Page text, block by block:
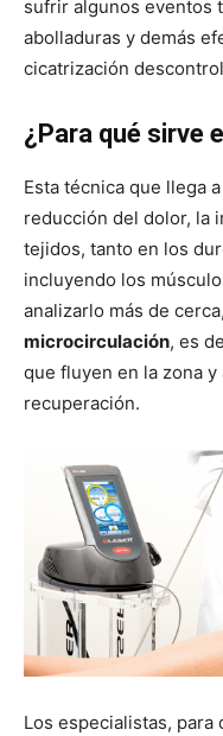
sufrir algunos eventos
abolladuras y demás
cicatrización
¿Para qué sirve
Esta técnica que llega
reducción del dolor, la
tejidos, tanto en los
incluyendo los
analizarlo más de cerca,
microcirculación, es
que fluyen en la zona
recuperación.
Los especialistas,